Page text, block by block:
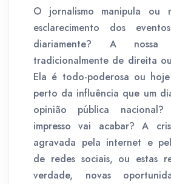
O jornalismo manipula ou
esclarecimento dos
diariamente? A nossa
tradicionalmente de direita
Ela é todo-poderosa ou
perto da influência que um
opinião pública
impresso vai acabar? A
agravada pela internet e
de redes sociais, ou estas
verdade, novas